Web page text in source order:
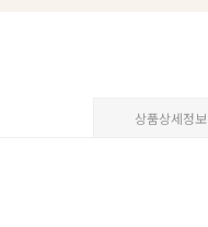
상품상세정보